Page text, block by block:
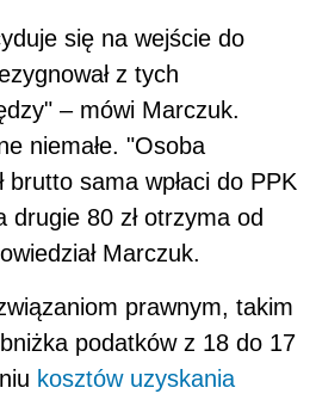
się na wejście do
z tych
– mówi Marczuk.
niemałe. "Osoba
brutto sama wpłaci do PPK
drugie 80 zł otrzyma od
Marczuk.
prawnym, takim
podatków z 18 do 17
kosztów uzyskania